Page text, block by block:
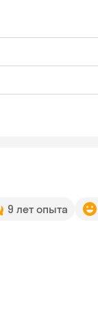
9 лет опыта